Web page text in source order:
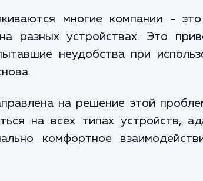
многие компании -
разных устройствах. Это
неудобства при
на решение этой
на всех типах устройств,
комфортное